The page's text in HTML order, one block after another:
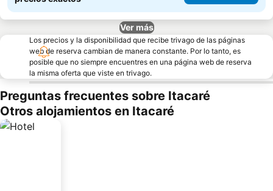
Ver más
Los precios y la disponibilidad que recibe trivago de las páginas
web de reserva cambian de manera constante. Por lo tanto, es
posible que no siempre encuentres en una página web de reserva
la misma oferta que viste en trivago.
Preguntas frecuentes sobre Itacaré
Otros alojamientos en Itacaré